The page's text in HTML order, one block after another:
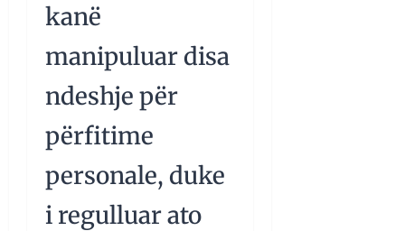
kanë
manipuluar disa
ndeshje për
përfitime
personale, duke
i regulluar ato